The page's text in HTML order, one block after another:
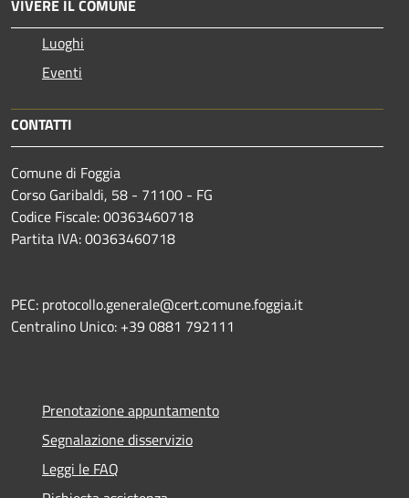
VIVERE IL COMUNE
Luoghi
Eventi
CONTATTI
Comune di Foggia
Corso Garibaldi, 58 - 71100 - FG
Codice Fiscale: 00363460718
Partita IVA: 00363460718
PEC: protocollo.generale@cert.comune.foggia.it
Centralino Unico: +39 0881 792111
Prenotazione appuntamento
Segnalazione disservizio
Leggi le FAQ